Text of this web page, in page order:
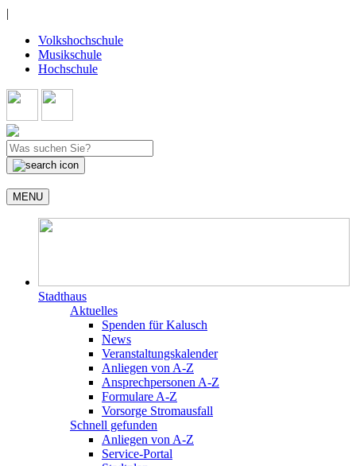
|
Volkshochschule
Musikschule
Hochschule
MENU
Stadthaus
Aktuelles
Spenden für Kalusch
News
Veranstaltungskalender
Anliegen von A-Z
Ansprechpersonen A-Z
Formulare A-Z
Vorsorge Stromausfall
Schnell gefunden
Anliegen von A-Z
Service-Portal